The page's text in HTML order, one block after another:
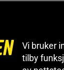
Vi bruker
tilby